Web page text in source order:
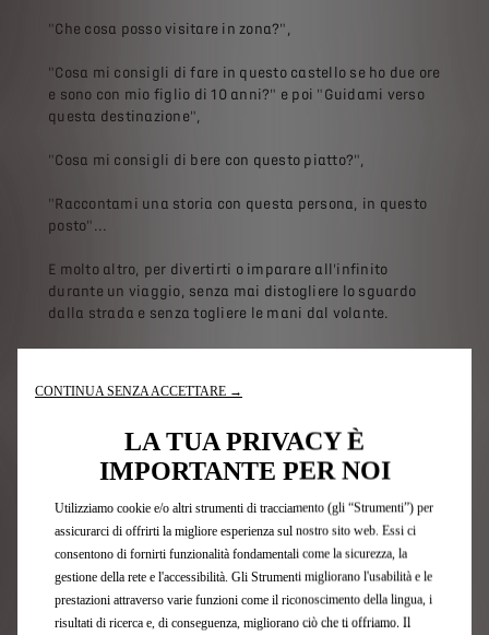
"Che cosa posso visitare in zona?",
"Cosa mi consigli di fare in questo castello se ho due ore
e sono con mio figlio di 10 anni?" e poi "Guidami verso
questa destinazione",
"Cosa mi consigli di bere con questo piatto?",
"Raccontami una storia con questa persona, in questo
posto"...
E molto altro, per divertirti o imparare all'infinito
durante un viaggio, senza mai distogliere lo sguardo
dalla strada e senza togliere le mani dal volante.
connessa, il Remote Control e l'E-Remote Controls, il
o e-Routes (a seconda del modello). Questo pacchetto
sarà di serie su tutti i modelli di DS per i prossimi tre
La fase pilota è stata avviata nell'ottobre 2023 in
Francia, Germania, Italia, Spagna e Regno Unito.
L'integrazione di ChatGPT di serie è la prima esclusiva
mondiale per un produttore di automobili.
CONTINUA SENZA ACCETTARE →
LA TUA PRIVACY È
IMPORTANTE PER NOI
Utilizziamo cookie e/o altri strumenti di tracciamento (gli “Strumenti”) per
assicurarci di offrirti la migliore esperienza sul nostro sito web. Essi ci
consentono di fornirti funzionalità fondamentali come la sicurezza, la
gestione della rete e l'accessibilità. Gli Strumenti migliorano l'usabilità e le
prestazioni attraverso varie funzioni come il riconoscimento della lingua, i
risultati di ricerca e, di conseguenza, migliorano ciò che ti offriamo. Il